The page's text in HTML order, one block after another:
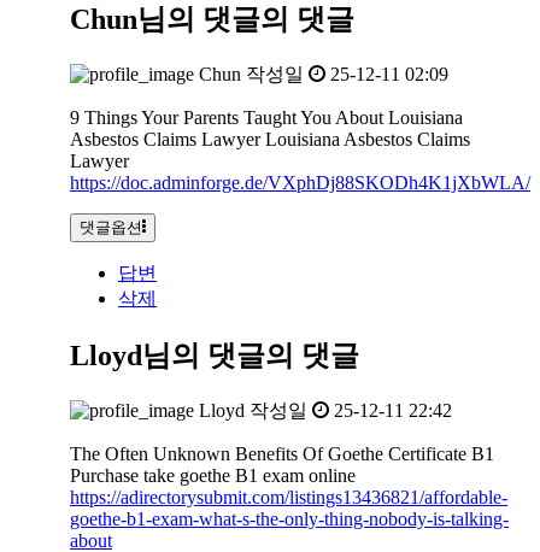
Chun님의 댓글의 댓글
Chun 작성일 25-12-11 02:09
9 Things Your Parents Taught You About Louisiana
Asbestos Claims Lawyer Louisiana Asbestos Claims
Lawyer
https://doc.adminforge.de/VXphDj88SKODh4K1jXbWLA/
댓글옵션
답변
삭제
Lloyd님의 댓글의 댓글
Lloyd 작성일 25-12-11 22:42
The Often Unknown Benefits Of Goethe Certificate B1
Purchase take goethe B1 exam online
https://adirectorysubmit.com/listings13436821/affordable-
goethe-b1-exam-what-s-the-only-thing-nobody-is-talking-
about